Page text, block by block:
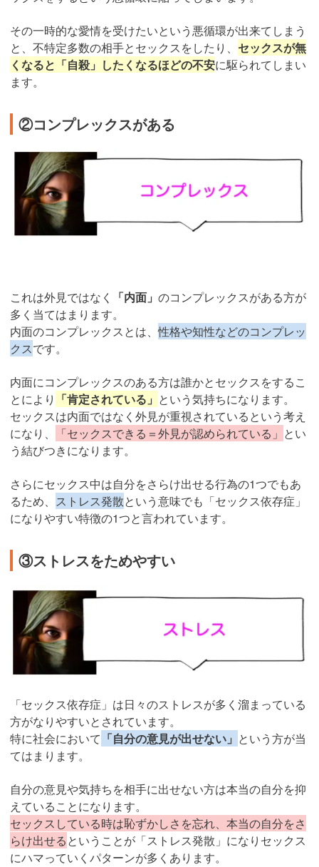
その一時的な愛情を受けたいという悪循環が出来てしまう
と、不特定多数の相手とセックスをしたり、 セックスが無
くなると「自殺」したくなるほどの不安に駆られてしまい
ます。
②コンプレックスがある
これは外見ではなく 「内面」 のコンプレックスがある方が
多く当てはまります。
内面のコンプレックスとは、性格や知性などのコンプレッ
クスです。
内面にコンプレックスのある方は誰かとセックスをするこ
とにより 「肯定されている」 という気持ちになります。
セックスは内面ではなく外見が重視されているという考え
になり、
「セックスできる＝外見が認められている」 とい
う結びつきになります。
さらにセックス中は自分をさらけ出せる行為の1つでもあ
るため、 ストレス発散という意味でも「セックス依存症」
になりやすい特徴の1つと言われています。
③ストレスをためやすい
「セックス依存症」は日々のストレスが多く溜まっている
方がなりやすいとされています。
特に社会において 「自分の意見が出せない」 という方が当
てはまります。
自分の意見や気持ちを相手に出せない方は本当の自分を抑
えていることになります。
セックスしている時は恥ずかしさを忘れ、本当の自分をさ
らけ出せるということが「ストレス発散」になりセックス
にハマっていくパターンが多くあります。